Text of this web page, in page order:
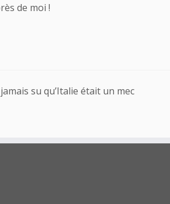
de moi !
su qu’Italie était un mec